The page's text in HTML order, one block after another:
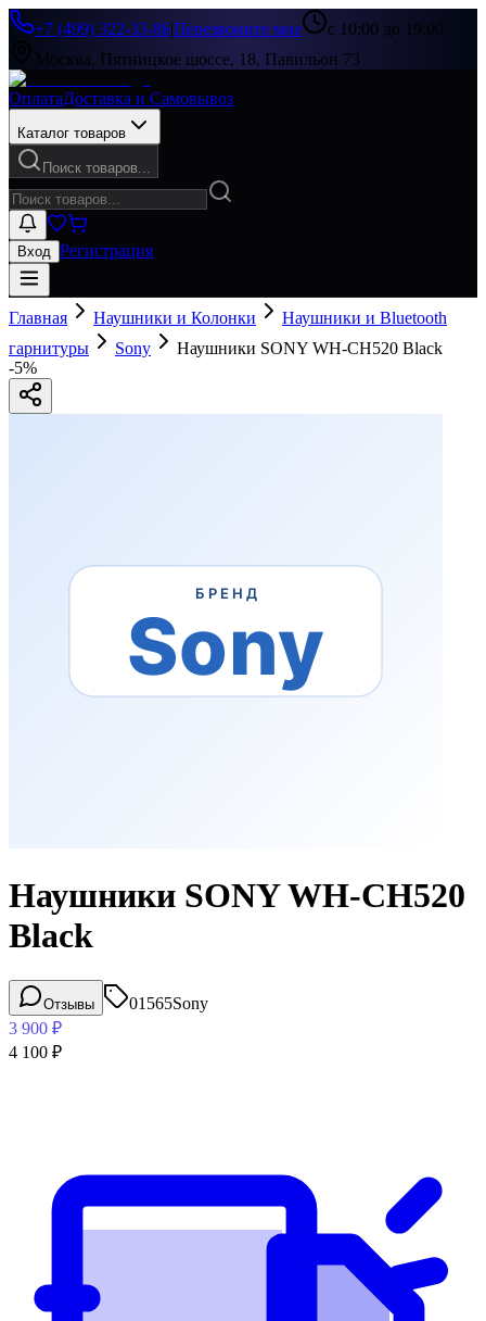
+7 (499) 322-33-86|Перезвоните мне
с 10:00 до 19:00
Москва, Пятницкое шоссе, 18, Павильон 73
ОплатаДоставка и Самовывоз
Каталог товаров
Поиск товаров...
Вход Регистрация
Главная Наушники и Колонки
Наушники и Bluetooth
гарнитуры
Sony
Наушники SONY WH-CH520 Black
-5%
Наушники SONY WH-CH520
Black
Отзывы 01565Sony
3 900 ₽
4 100 ₽